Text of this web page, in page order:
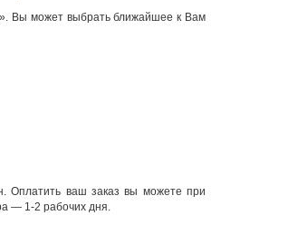
Вы может выбрать ближайшее к Вам
Оплатить ваш заказ вы можете при
— 1-2 рабочих дня.